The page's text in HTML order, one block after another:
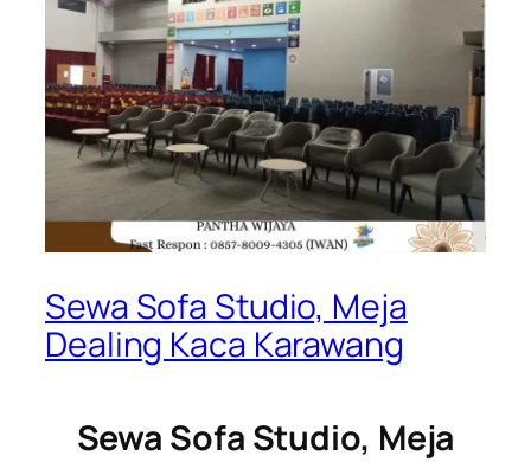
Sewa Sofa Studio, Meja
Dealing Kaca Karawang
Sewa Sofa Studio, Meja